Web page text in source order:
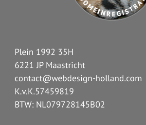
Plein 1992 35H
6221 JP Maastricht
contact@webdesign-holland.com
K.v.K.57459819
BTW: NL079728145B02